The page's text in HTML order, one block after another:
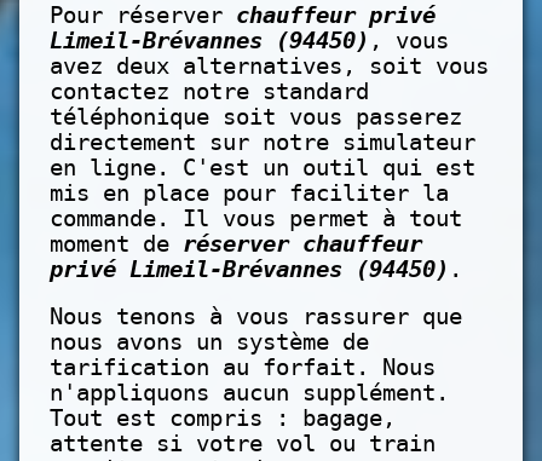
Pour réserver chauffeur privé
Limeil-Brévannes (94450) , vous
avez deux alternatives, soit vous
contactez notre standard
téléphonique soit vous passerez
directement sur notre simulateur
en ligne. C'est un outil qui est
mis en place pour faciliter la
commande. Il vous permet à tout
moment de réserver chauffeur
privé Limeil-Brévannes (94450) .
Nous tenons à vous rassurer que
nous avons un système de
tarification au forfait. Nous
n'appliquons aucun supplément.
Tout est compris : bagage,
attente si votre vol ou train